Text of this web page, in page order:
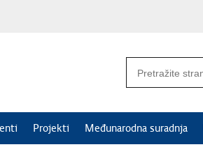
Projekti Međunarodna suradnja